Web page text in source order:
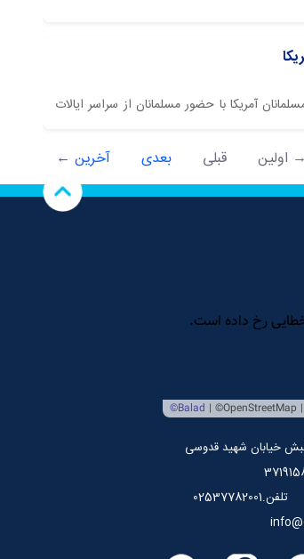
آمریکا با حضور مسلمانان از سراسر ایالات
→ اولین قبلی بعدی آخرین ←
تلفن.02537782001